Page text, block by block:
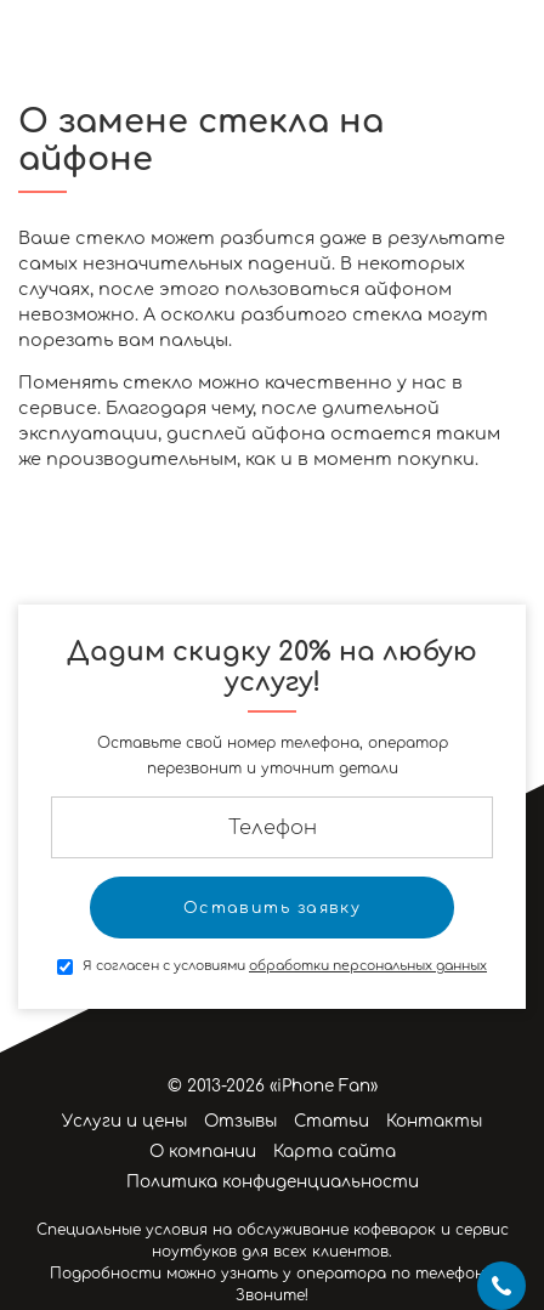
О замене стекла на
айфоне
Ваше стекло может разбится даже в результате
самых незначительных падений. В некоторых
случаях, после этого пользоваться айфоном
невозможно. А осколки разбитого стекла могут
порезать вам пальцы.
Поменять стекло можно качественно у нас в
сервисе. Благодаря чему, после длительной
эксплуатации, дисплей айфона остается таким
же производительным, как и в момент покупки.
Дадим скидку 20% на любую
услугу!
Оставьте свой номер телефона, оператор
перезвонит и уточнит детали
Я согласен с условиями обработки персональных данных
© 2013-2026 «iPhone Fan»
Услуги и цены
Отзывы Статьи
Контакты
О компании
Карта сайта
Политика конфиденциальности
Специальные условия на обслуживание кофеварок и сервис
ноутбуков для всех клиентов.
Подробности можно узнать у оператора по телефону.
Звоните!